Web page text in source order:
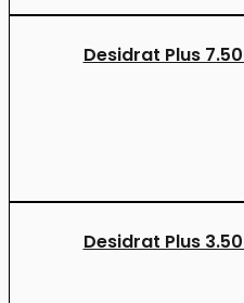
Desidrat Plus
Desidrat Plus